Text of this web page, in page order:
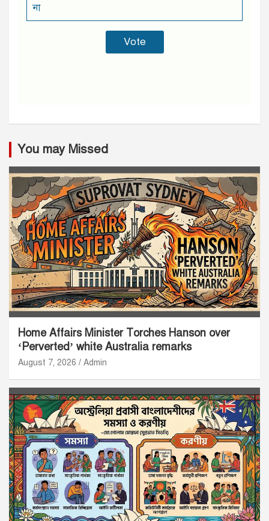
না
You may Missed
Home Affairs Minister Torches Hanson over
‘Perverted’ white Australia remarks
August 7, 2026 Admin